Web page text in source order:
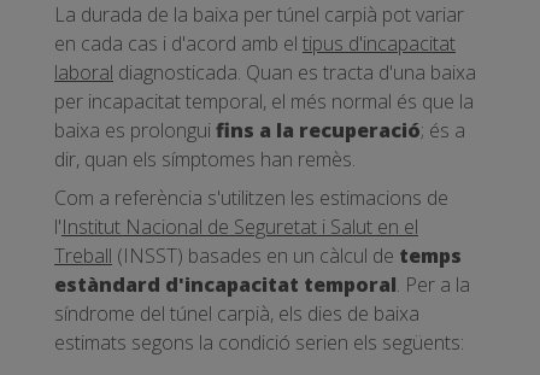
La durada de la baixa per túnel carpià pot variar
en cada cas i d'acord amb el tipus d'incapacitat
laboral diagnosticada. Quan es tracta d'una baixa
per incapacitat temporal, el més normal és que la
baixa es prolonguifins a la recuperació; és a
dir, quan els símptomes han remès.
Com a referència s'utilitzen les estimacions de
l'Institut Nacional de Seguretat i Salut en el
Treball (INSST) basades en un càlcul de temps
estàndard d'incapacitat temporal. Per a la
síndrome del túnel carpià, els dies de baixa
estimats segons la condició serien els següents: